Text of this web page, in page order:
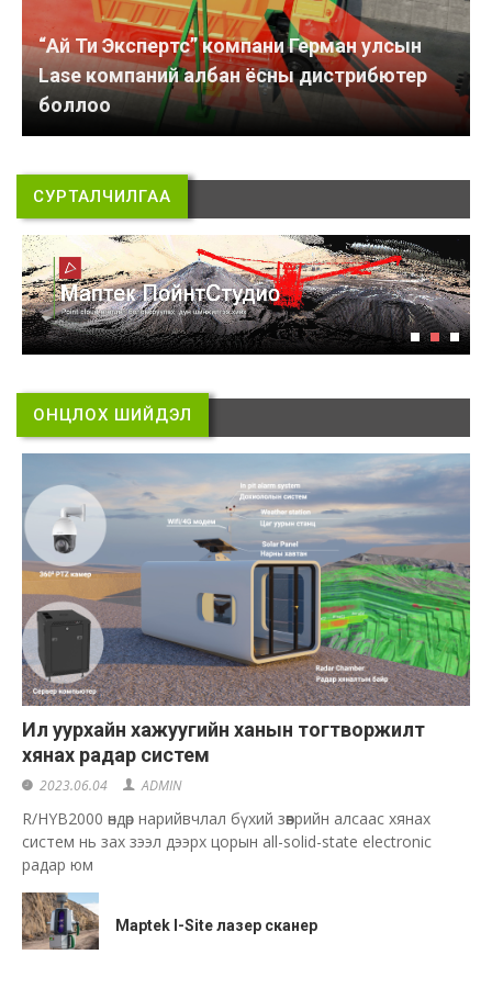
“Ай Ти Экспертс” компани Герман улсын
Lase компаний албан ёсны дистрибютер
боллоо
СУРТАЛЧИЛГАА
ОНЦЛОХ ШИЙДЭЛ
Ил уурхайн хажуугийн ханын тогтворжилт
хянах радар систем
2023.06.04 ADMIN
R/HYB2000 өндөр нарийвчлал бүхий зөөврийн алсаас хянах
систем нь зах зээл дээрх цорын all-solid-state electronic
радар юм
Maptek I-Site лазер сканер